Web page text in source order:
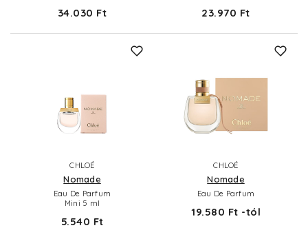
34.030 Ft 23.970 Ft
CHLOÉ
Nomade
Eau De Parfum
Mini 5 ml
5.540 Ft
CHLOÉ
Nomade
Eau De Parfum
19.580 Ft -tól